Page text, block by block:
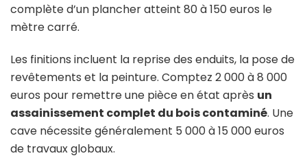
complète d’un plancher atteint 80 à 150 euros le
mètre carré.
Les finitions incluent la reprise des enduits, la pose de
revêtements et la peinture. Comptez 2 000 à 8 000
euros pour remettre une pièce en état après un
assainissement complet du bois contaminé. Une
cave nécessite généralement 5 000 à 15 000 euros
de travaux globaux.